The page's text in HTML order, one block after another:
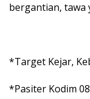
bergantian, tawa
*Target Kejar,
*Pasiter Kodim